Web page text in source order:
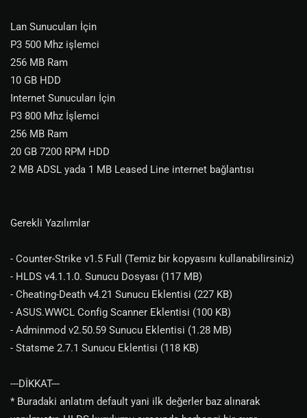
Lan Sunucuları İçin
P3 500 Mhz işlemci
256 MB Ram
10 GB HDD
Internet Sunucuları İçin
P3 800 Mhz İşlemci
256 MB Ram
20 GB 7200 RPM HDD
2 MB ADSL yada 1 MB Leased Line internet bağlantısı
Gerekli Yazılımlar
- Counter-Strike v1.5 Full (Temiz bir kopyasını kullanabilirsiniz)
- HLDS v4.1.1.0. Sunucu Dosyası (117 MB)
- Cheating-Death v4.21 Sunucu Eklentisi (227 KB)
- ASUS.WWCL Config Scanner Eklentisi (100 KB)
- Adminmod v2.50.59 Sunucu Eklentisi (1.28 MB)
- Statsme 2.7.1 Sunucu Eklentisi (118 KB)
---DİKKAT---
* Buradaki anlatım default yani ilk değerler baz alınarak